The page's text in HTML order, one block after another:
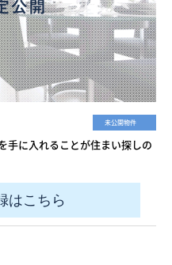
未公開物件
手に入れることが住まい探しの
はこちら